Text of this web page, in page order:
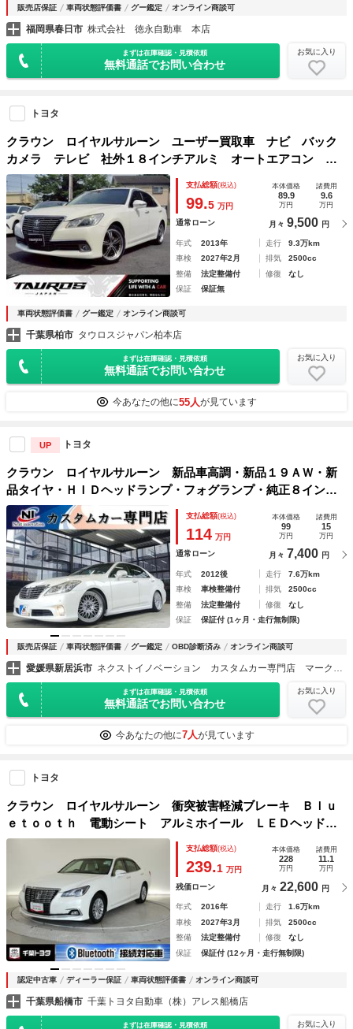
販売店保証 車両状態評価書 グー鑑定 オンライン商談可
福岡県春日市 株式会社 徳永自動車 本店
まずは在庫確認・見積依頼
無料通話でお問い合わせ
お気に入り
トヨタ
クラウン ロイヤルサルーン ユーザー買取車 ナビ バック
カメラ テレビ 社外１８インチアルミ オートエアコン Ｅ
ＴＣ スマートキープッシュスタート パワーシート ウイン
カーミラー フォグライト
支払総額(税込)
99.5 万円
本体価格
89.9
万円
諸費用
9.6
万円
通常ローン 月々 9,500 円
年式 2013年 走行
9.3万km
車検
2027年2月 排気
2500cc
整備
法定整備付 修復
なし
保証
保証無
車両状態評価書 グー鑑定 オンライン商談可
千葉県柏市 タウロスジャパン柏本店
まずは在庫確認・見積依頼
無料通話でお問い合わせ
お気に入り
今あなたの他に55人が見ています
UP トヨタ
クラウン ロイヤルサルーン 新品車高調・新品１９ＡＷ・新
品タイヤ・ＨＩＤヘッドランプ・フォグランプ・純正８インチ
マルチナビ・フルセグＴＶ・ブルートゥースオーディオ・バッ
クカメラ・ビルトインＥＴＣ・オートクルーズ・コーナーセン
サー
支払総額(税込)
114 万円
本体価格
99
万円
諸費用
15
万円
通常ローン 月々 7,400 円
年式 2012後 走行
7.6万km
車検
車検整備付 排気
2500cc
整備
法定整備付 修復
なし
保証
保証付 (1ヶ月・走行無制限)
販売店保証 車両状態評価書 グー鑑定 OBD診断済み オンライン商談可
愛媛県新居浜市 ネクストイノベーション カスタムカー専門店 マークＸ・クラウン・プリウス専門店
まずは在庫確認・見積依頼
無料通話でお問い合わせ
お気に入り
今あなたの他に7人が見ています
トヨタ
クラウン ロイヤルサルーン 衝突被害軽減ブレーキ Ｂｌｕ
ｅｔｏｏｔｈ 電動シート アルミホイール ＬＥＤヘッドラ
ンプ スマートキー ＣＤ 盗難防止装置 オートクルーズコ
ントロール ８インチナビ フルセグ バックカメラ ＥＴＣ
支払総額(税込)
239.1 万円
本体価格
228
万円
諸費用
11.1
万円
残価ローン 月々 22,600 円
年式 2016年 走行
1.6万km
車検
2027年3月 排気
2500cc
整備
法定整備付 修復
なし
保証
保証付 (12ヶ月・走行無制限)
認定中古車 ディーラー保証 車両状態評価書 オンライン商談可
千葉県船橋市 千葉トヨタ自動車（株）アレス船橋店
まずは在庫確認・見積依頼 お気に入り